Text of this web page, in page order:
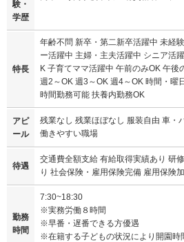
験・
学歴
特長
年齢不問 新卒・第二新卒活躍中 未経
ー活躍中 主婦・主夫活躍中 シニア活
K 子育てママ活躍中 午前のみOK 午後
週2～OK 週3～OK 週4～OK 時間・曜
時間勤務可能 扶養内勤務OK
アピ
ール
残業なし 残業ほぼなし 服装自由 車・
働きやすい職場
待遇
交通費全額支給 有給取得実績あり 研
り 社会保険・雇用保険完備 雇用保険
勤務
時間
7:30~18:30
※実務労働８時間
※早番・遅番できる方優遇
※在籍する子どもの状況により開園時